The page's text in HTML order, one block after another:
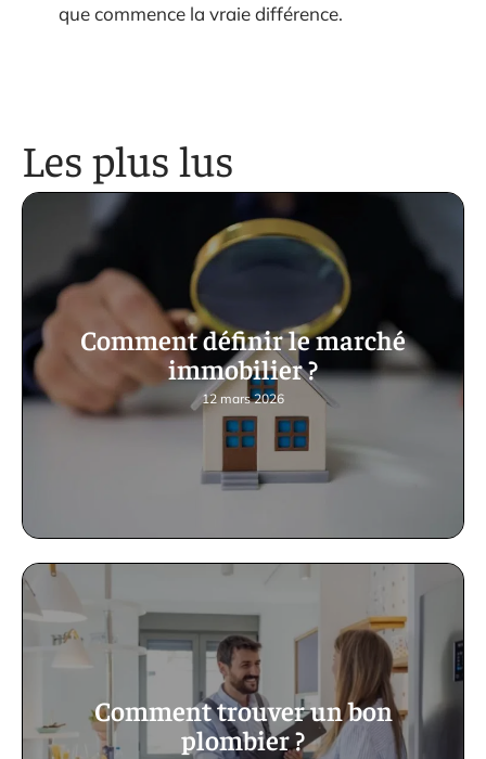
que commence la vraie différence.
Les plus lus
Comment définir le marché
immobilier ?
12 mars 2026
Comment trouver un bon
plombier ?